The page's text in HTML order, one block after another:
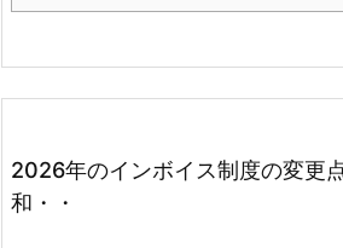
2026年のインボイス制度の変更
和・・